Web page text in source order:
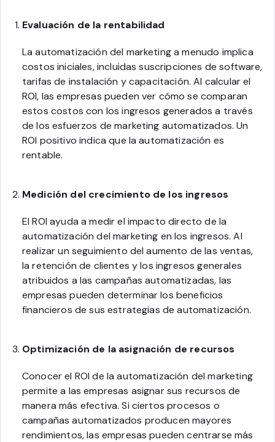
Evaluación de la rentabilidad
La automatización del marketing a menudo implica
costos iniciales, incluidas suscripciones de software,
tarifas de instalación y capacitación. Al calcular el
ROI, las empresas pueden ver cómo se comparan
estos costos con los ingresos generados a través
de los esfuerzos de marketing automatizados. Un
ROI positivo indica que la automatización es
rentable.
Medición del crecimiento de los ingresos
El ROI ayuda a medir el impacto directo de la
automatización del marketing en los ingresos. Al
realizar un seguimiento del aumento de las ventas,
la retención de clientes y los ingresos generales
atribuidos a las campañas automatizadas, las
empresas pueden determinar los beneficios
financieros de sus estrategias de automatización.
Optimización de la asignación de recursos
Conocer el ROI de la automatización del marketing
permite a las empresas asignar sus recursos de
manera más efectiva. Si ciertos procesos o
campañas automatizados producen mayores
rendimientos, las empresas pueden centrarse más